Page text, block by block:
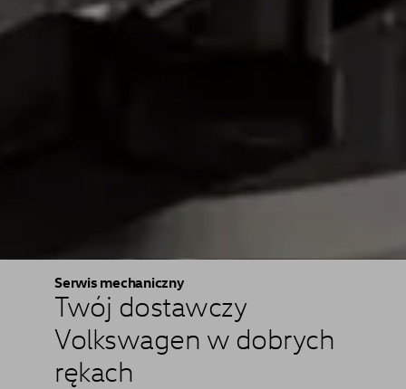
Serwis mechaniczny
Twój dostawczy
Volkswagen w dobrych
rękach